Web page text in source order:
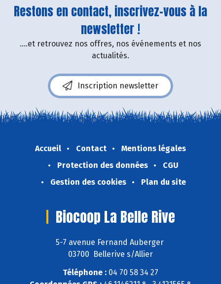
Restons en contact, inscrivez-vous à la
newsletter !
....et retrouvez nos offres, nos événements et nos
actualités.
Inscription newsletter
Accueil Contact
Mentions légales
Protection des données
CGU
Gestion des cookies
Plan du site
Biocoop La Belle Rive
5-7 avenue Fernand Auberger
03700 Bellerive s/Allier
Téléphone : 04 70 58 34 27